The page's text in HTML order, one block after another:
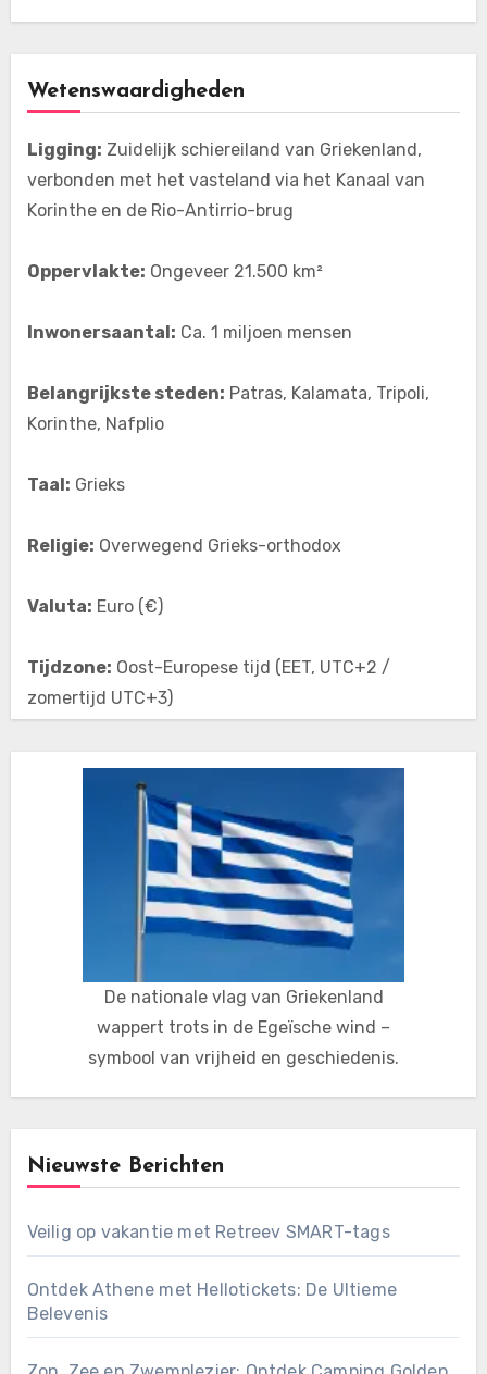
Wetenswaardigheden
Ligging: Zuidelijk schiereiland van Griekenland,
verbonden met het vasteland via het Kanaal van
Korinthe en de Rio-Antirrio-brug
Oppervlakte: Ongeveer 21.500 km²
Inwonersaantal: Ca. 1 miljoen mensen
Belangrijkste steden: Patras, Kalamata, Tripoli,
Korinthe, Nafplio
Taal: Grieks
Religie: Overwegend Grieks-orthodox
Valuta: Euro (€)
Tijdzone: Oost-Europese tijd (EET, UTC+2 /
zomertijd UTC+3)
De nationale vlag van Griekenland
wappert trots in de Egeïsche wind –
symbool van vrijheid en geschiedenis.
Nieuwste Berichten
Veilig op vakantie met Retreev SMART-tags
Ontdek Athene met Hellotickets: De Ultieme
Belevenis